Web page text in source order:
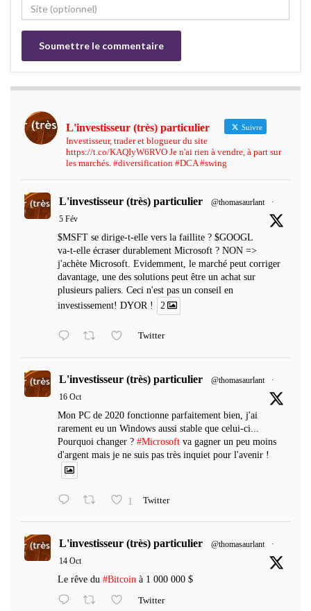
L'investisseur (très) particulier Suivre
Investisseur, trader et blogueur du site
https://t.co/KAQIyW6RVO Je n'ai rien à vendre, à part sur
les marchés. #diversification #DCA #swing
L'investisseur (très) particulier @thomasaurlant
·
5 Fév
$MSFT se dirige-t-elle vers la faillite ? $GOOGL
va-t-elle écraser durablement Microsoft ? NON =>
j'achète Microsoft. Evidemment, le marché peut corriger
davantage, une des solutions peut être un achat sur
plusieurs paliers. Ceci n'est pas un conseil en
investissement! DYOR !
2
Twitter
L'investisseur (très) particulier @thomasaurlant
·
16 Oct
Mon PC de 2020 fonctionne parfaitement bien, j'ai
rarement eu un Windows aussi stable que celui-ci...
Pourquoi changer ? #Microsoft va gagner un peu moins
d'argent mais je ne suis pas très inquiet pour l'avenir !
1 Twitter
L'investisseur (très) particulier @thomasaurlant
·
14 Oct
Le rêve du #Bitcoin à 1 000 000 $
Twitter